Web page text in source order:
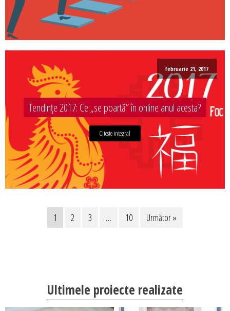
februarie 21, 2017
Tendințe 2017: Ce „se poartă” în online anul acesta?
Citeste integral
1 2 3 … 10 Următor »
Ultimele proiecte realizate